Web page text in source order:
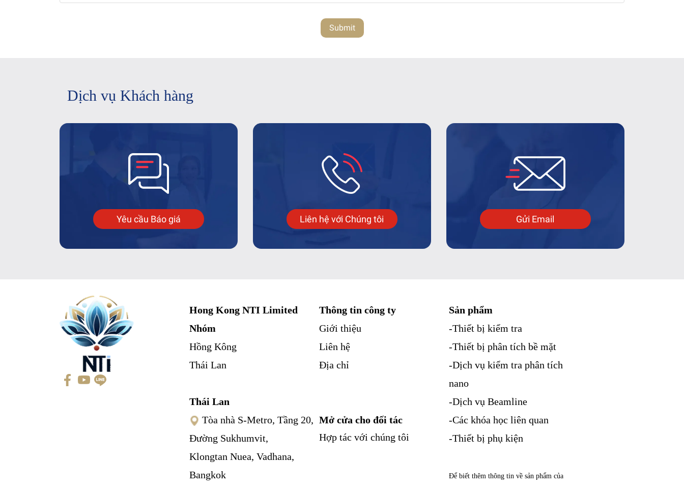
Submit
Dịch vụ Khách hàng
Yêu cầu Báo giá Liên hệ với Chúng tôi Gửi Email
Hong Kong NTI Limited
Nhóm
Hồng Kông
Thái Lan
Thái Lan
Tòa nhà S-Metro, Tầng 20,
Đường Sukhumvit,
Klongtan Nuea, Vadhana,
Bangkok
Thông tin công ty
Giới thiệu
Liên hệ
Địa chỉ
Mở cửa cho đối tác
Hợp tác với chúng tôi
Sản phẩm
-Thiết bị kiểm tra
-Thiết bị phân tích bề mặt
-Dịch vụ kiểm tra phân tích
nano
-Dịch vụ Beamline
-Các khóa học liên quan
-Thiết bị phụ kiện
Để biết thêm thông tin về sản phẩm của